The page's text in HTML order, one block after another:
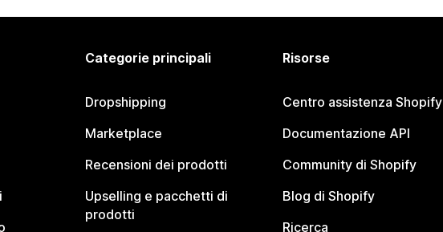
Categorie principali
Dropshipping
Marketplace
Recensioni dei prodotti
Upselling e pacchetti di
prodotti
Risorse
Centro assistenza Shopify
Documentazione API
Community di Shopify
Blog di Shopify
Ricerca